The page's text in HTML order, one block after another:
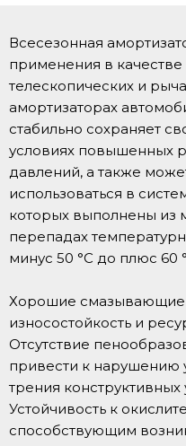
Всесезонная
применения в
телескопических и
амортизаторах
стабильно сохраняет
условиях повышенных
давлений, а также
использоваться в
которых выполнены из
перепадах
минус 50 °C до плюс 60
Хорошие смазывающие
износостойкость и
Отсутствие
привести к нарушению
трения конструктивных
Устойчивость к
способствующим